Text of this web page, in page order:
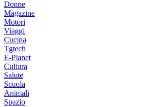
Donne
Magazine
Motori
Viaggi
Cucina
Tgtech
E-Planet
Cultura
Salute
Scuola
Animali
Spazio